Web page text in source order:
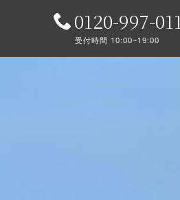
0120-997-011
受付時間 10:00~19:00